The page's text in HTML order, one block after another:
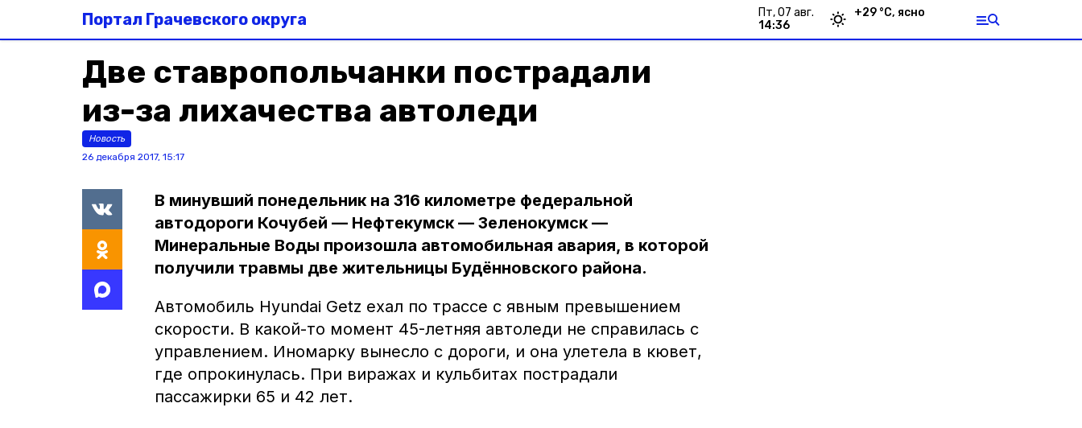
Портал Грачевского округа
пт, 07 авг.
14:36
+29 °С, ясно
Две ставропольчанки пострадали
из-за лихачества автоледи
Новость
26 декабря 2017, 15:17
В минувший понедельник на 316 километре федеральной
автодороги Кочубей — Нефтекумск — Зеленокумск —
Минеральные Воды произошла автомобильная авария, в которой
получили травмы две жительницы Будённовского района.
Автомобиль Hyundai Getz ехал по трассе с явным превышением
скорости. В какой-то момент 45-летняя автоледи не справилась с
управлением. Иномарку вынесло с дороги, и она улетела в кювет,
где опрокинулась. При виражах и кульбитах пострадали
пассажирки 65 и 42 лет.